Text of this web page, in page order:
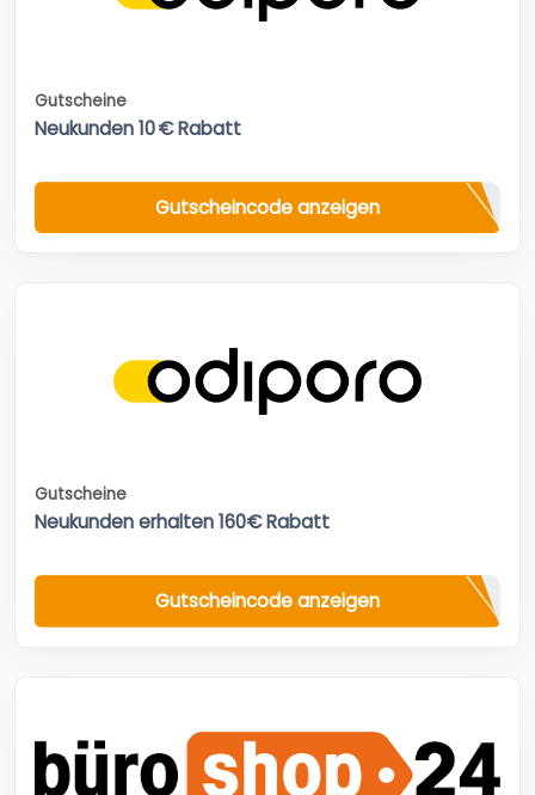
Gutscheine
Neukunden 10 € Rabatt
Gutscheincode anzeigen
Gutscheine
Neukunden erhalten 160€ Rabatt
Gutscheincode anzeigen